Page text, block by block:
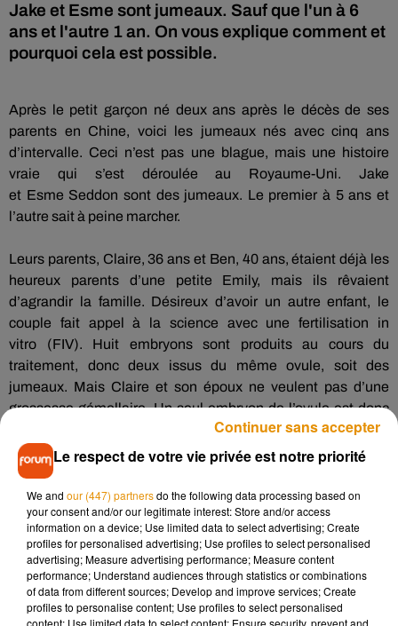
Jake et Esme sont jumeaux. Sauf que l'un à 6
ans et l'autre 1 an. On vous explique comment et
pourquoi cela est possible.
Après le petit garçon né deux ans après le décès de ses
parents en Chine, voici les jumeaux nés avec cinq ans
d’intervalle. Ceci n’est pas une blague, mais une histoire
vraie qui s’est déroulée au Royaume-Uni.
Jake
et Esme Seddon sont des jumeaux. Le premier à 5 ans et
l’autre sait à peine marcher.
Leurs parents, Claire, 36 ans et Ben, 40 ans, étaient déjà les
heureux parents d’une petite Emily, mais ils rêvaient
d’agrandir la famille. Désireux d’avoir un autre enfant, le
couple fait appel à la science avec une fertilisation in
vitro
(FIV).
Huit embryons sont produits au cours du
traitement, donc deux issus du même ovule, soit des
jumeaux. Mais Claire et son époux ne veulent pas d’une
grossesse gémellaire. Un seul embryon de l’ovule est donc
Neuf mois plus tard naît Jake.
pendant 5 ans en attendant que les parents soient à nouveau
prêts à accueillir un autre enfant, l’embryon de la
petite Esme est ensuite implanté dans le ventre de Claire.
Théoriquement, ils sont jumeaux, car ils ont été conçus en
même temps.QuandEsmeest arrivée, Jake était tellement
heureux.Il avait attendu tellement longtemps pour
rencontrer sa sœur jumelle », s’est exclamée la mère des
Le respect de votre vie privée est notre priorité
We and our (447) partnersdo the following data processing based on
your consent and/or our legitimate interest: Store and/or access
information on a device; Use limited data to select advertising; Create
profiles for personalised advertising; Use profiles to select personalised
advertising; Measure advertising performance; Measure content
performance; Understand audiences through statistics or combinations
of data from different sources; Develop and improve services; Create
profiles to personalise content; Use profiles to select personalised
content; Use limited data to select content; Ensure security, prevent and
Continuer sans accepter